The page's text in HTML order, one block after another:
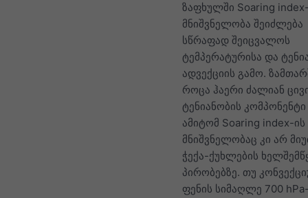
ზაფხულში Soaring
მნიშვნელობა შეიძლება
სწრაფად შეიცვალოს
ტემპერატურისა და
ადვექციის გამო.
როცა ჰაერი ძალიან
ტენიანობის
ამიტომ Soaring index-
მნიშვნელობაც კი არ
ჭექა-ქუხლების
პირობებზე. თუ
ფენის სიმაღლე 700